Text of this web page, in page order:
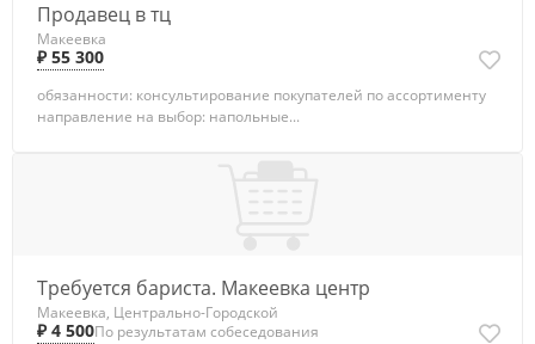
Продавец в тц
Макеевка
₽ 55 300
обязанности: консультирование покупателей по ассортименту
направление на выбор: напольные...
Требуется бариста. Макеевка центр
Макеевка, Центрально-Городской
₽ 4 500По результатам собеседования